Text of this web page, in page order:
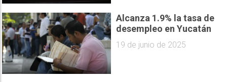
Alcanza 1.9% la tasa de
desempleo en Yucatán
19 de junio de 2025